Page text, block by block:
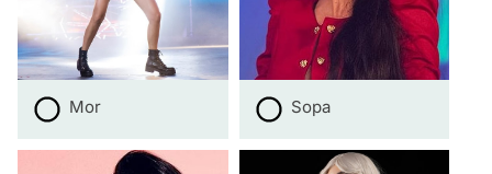
Mor Sopa